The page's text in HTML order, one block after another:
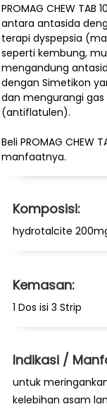
PROMAG CHEW TAB
antara antasida
terapi dyspepsia
seperti kembung,
mengandung
dengan Simetikon
dan mengurangi
(antiflatulen).
Beli PROMAG CHEW
manfaatnya.
Komposisi:
hydrotalcite
Kemasan:
1 Dos isi 3 Strip
Indikasi /
untuk
kelebihan asam